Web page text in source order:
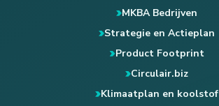
MKBA Bedrijven
Strategie en Actieplan
Product Footprint
Circulair.biz
Klimaatplan en koolstof